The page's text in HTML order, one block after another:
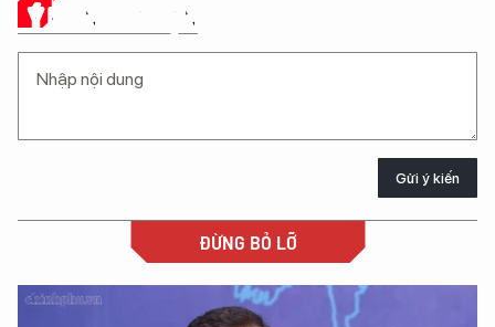
Ý KIẾN CỦA BẠN
Gửi ý kiến
ĐỪNG BỎ LỠ